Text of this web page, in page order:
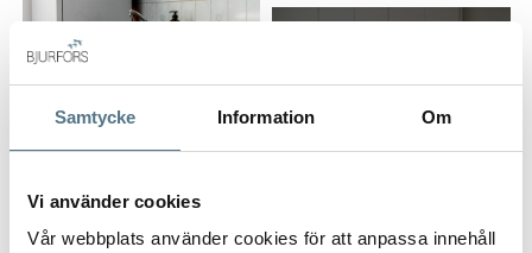
Samtycke Information Om
Vi använder cookies
Vår webbplats använder cookies för att anpassa innehåll
Badrum: Med våtrumsmatta och våtrumstapet. Badrummet
renoverades ca 2007 av föreningen. Här finns dusch, wc samt
handfat.
sängbord samt skrivbord. Här har du mycket bra
förvaringsmöjligheter i form av garderober.
ALLA BILDER (15)